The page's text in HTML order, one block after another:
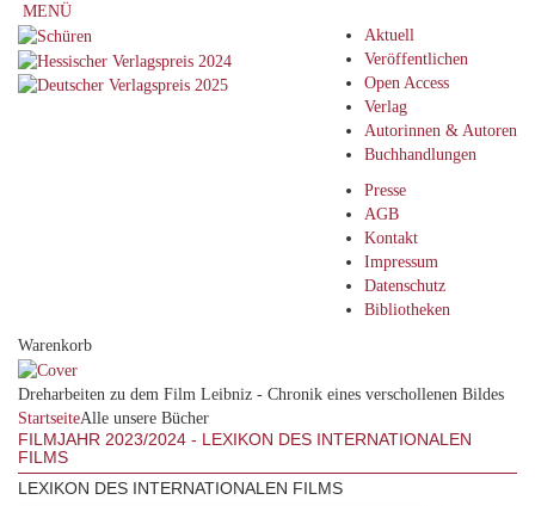
MENÜ
Aktuell
Veröffentlichen
Open Access
Verlag
Autorinnen & Autoren
Buchhandlungen
Presse
AGB
Kontakt
Impressum
Datenschutz
Bibliotheken
Warenkorb
Dreharbeiten zu dem Film Leibniz - Chronik eines verschollenen Bildes
StartseiteAlle unsere Bücher
FILMJAHR 2023/2024 - LEXIKON DES INTERNATIONALEN
FILMS
LEXIKON DES INTERNATIONALEN FILMS